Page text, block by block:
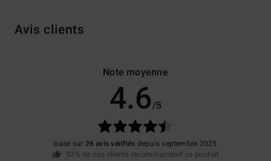
Avis clients
Note moyenne
4.6/5
basé sur 26 avis vérifiés depuis septembre 2025
92% de nos clients recommandent ce produit